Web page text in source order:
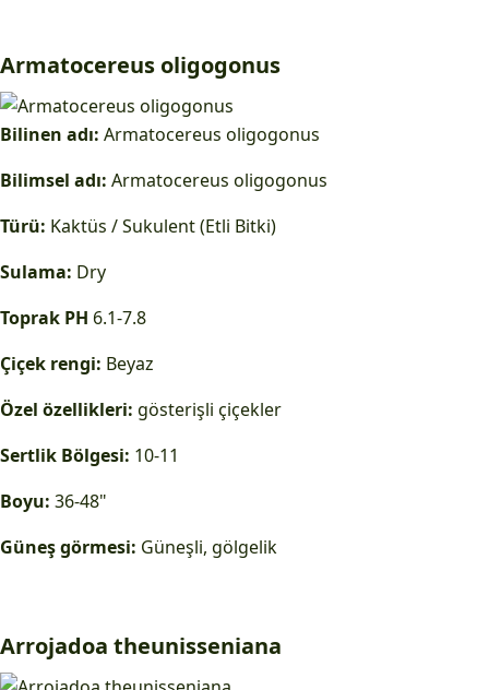
Armatocereus oligogonus
Bilinen adı: Armatocereus oligogonus
Bilimsel adı: Armatocereus oligogonus
Türü: Kaktüs / Sukulent (Etli Bitki)
Sulama: Dry
Toprak PH 6.1-7.8
Çiçek rengi: Beyaz
Özel özellikleri: gösterişli çiçekler
Sertlik Bölgesi: 10-11
Boyu: 36-48"
Güneş görmesi: Güneşli, gölgelik
Arrojadoa theunisseniana